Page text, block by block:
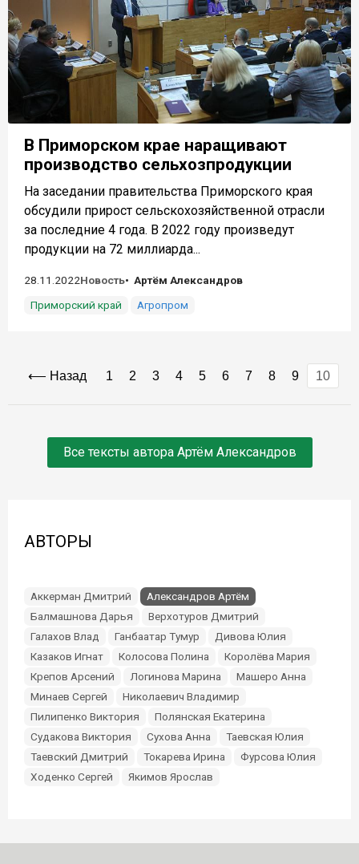
В Приморском крае наращивают
производство сельхозпродукции
На заседании правительства Приморского края
обсудили прирост сельскохозяйственной отрасли
за последние 4 года. В 2022 году произведут
продукции на 72 миллиарда...
28.11.2022Новость
Артём Александров
Приморский край
Агропром
Назад 1 2 3 4 5 6 7 8 9 10
Все тексты автора Артём Александров
АВТОРЫ
Аккерман Дмитрий
Александров Артём
Балмашнова Дарья
Верхотуров Дмитрий
Галахов Влад
Ганбаатар Тумур
Дивова Юлия
Казаков Игнат
Колосова Полина
Королёва Мария
Крепов Арсений
Логинова Марина
Машеро Анна
Минаев Сергей
Николаевич Владимир
Пилипенко Виктория
Полянская Екатерина
Судакова Виктория
Сухова Анна
Таевская Юлия
Таевский Дмитрий
Токарева Ирина
Фурсова Юлия
Ходенко Сергей
Якимов Ярослав